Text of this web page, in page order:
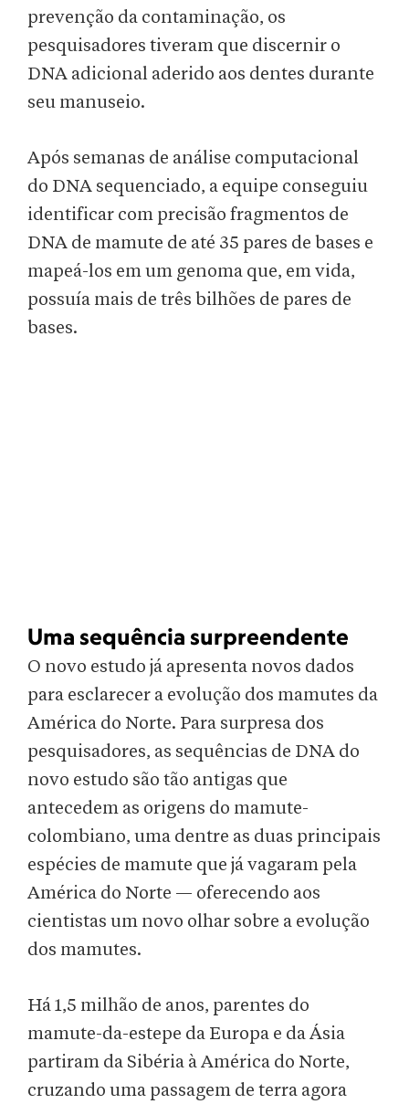
prevenção da contaminação, os
pesquisadores tiveram que discernir o
DNA adicional aderido aos dentes durante
seu manuseio.
Após semanas de análise computacional
do DNA sequenciado, a equipe conseguiu
identificar com precisão fragmentos de
DNA de mamute de até 35 pares de bases e
mapeá-los em um genoma que, em vida,
possuía mais de três bilhões de pares de
bases.
Uma sequência surpreendente
O novo estudo já apresenta novos dados
para esclarecer a evolução dos mamutes da
América do Norte. Para surpresa dos
pesquisadores, as sequências de DNA do
novo estudo são tão antigas que
antecedem as origens do mamute-
colombiano, uma dentre as duas principais
espécies de mamute que já vagaram pela
América do Norte — oferecendo aos
cientistas um novo olhar sobre a evolução
dos mamutes.
Há 1,5 milhão de anos, parentes do
mamute-da-estepe da Europa e da Ásia
partiram da Sibéria à América do Norte,
cruzando uma passagem de terra agora